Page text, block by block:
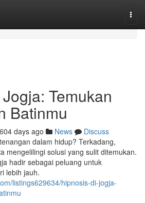
Temukan
Batinmu
604 days ago News
Discuss
dalam hidup? Terkadang,
mengelilingi solusi yang sulit ditemukan.
hadir sebagai peluang untuk
lebih jauh.
listings629634/hipnosis-di-jogja-